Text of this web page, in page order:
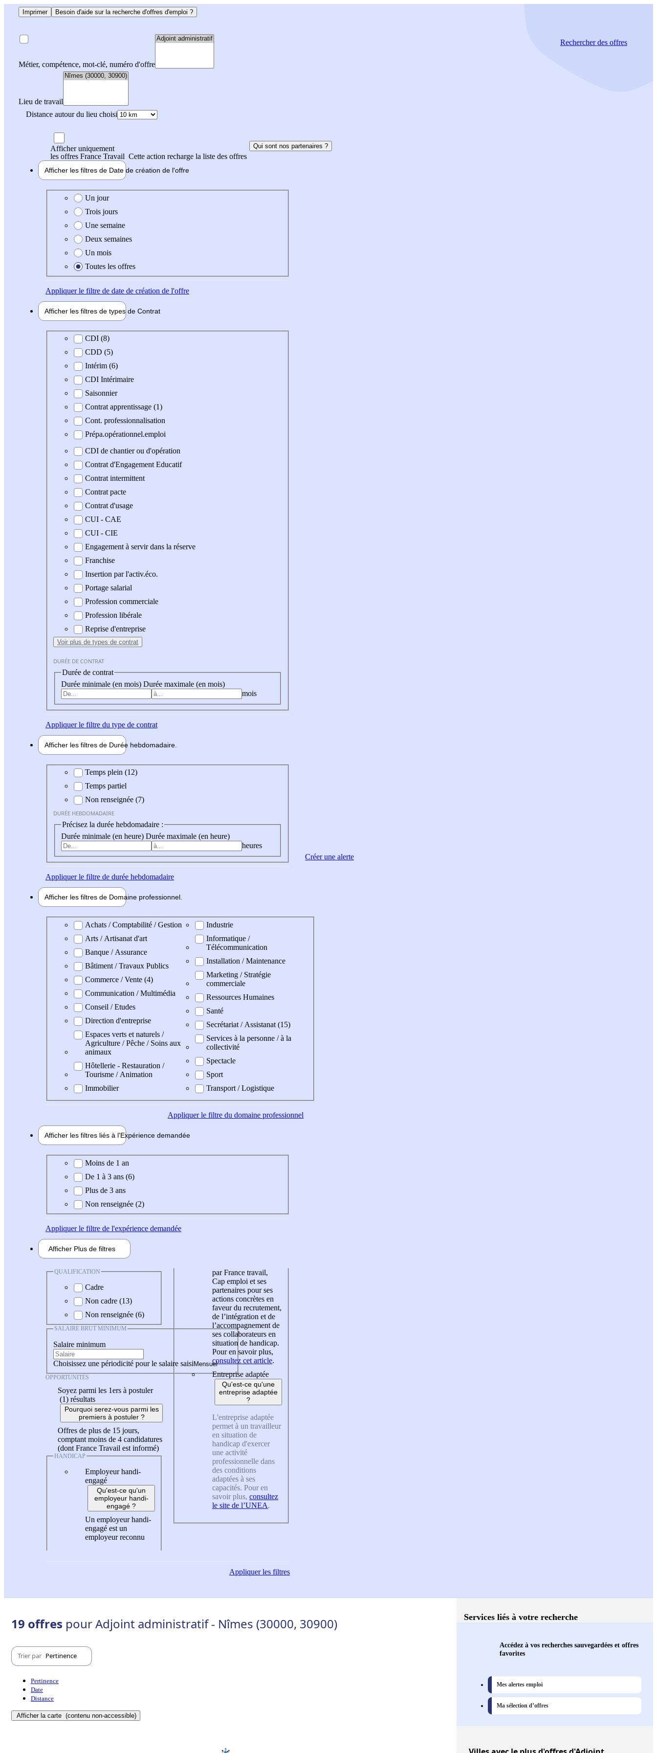
Imprimer Besoin d'aide sur la recherche d'offres d'emploi ?
Métier, compétence, mot-clé, numéro d'offre
Lieu de travail
Distance autour du lieu choisi
Rechercherdes offres
Afficher uniquement
les offres France Travail Cette action recharge la liste des offres
Qui sont nos partenaires ?
Afficher les filtres de Date de création de l'offre
Date de création de l'offre
Un jour
Trois jours
Une semaine
Deux semaines
Un mois
Toutes les offres
Appliquerle filtre de date de création de l'offre
Afficher les filtres de types de Contrat
Type de contrat
CDI (8)
CDD (5)
Intérim (6)
CDI Intérimaire
Saisonnier
Contrat apprentissage (1)
Cont. professionnalisation
Prépa.opérationnel.emploi
CDI de chantier ou d'opération
Contrat d'Engagement Educatif
Contrat intermittent
Contrat pacte
Contrat d'usage
CUI - CAE
CUI - CIE
Engagement à servir dans la réserve
Franchise
Insertion par l'activ.éco.
Portage salarial
Profession commerciale
Profession libérale
Reprise d'entreprise
Voir plus de types de contrat
DURÉE DE CONTRAT
Durée de contrat
Durée minimale (en mois) Durée maximale (en mois)
mois
Appliquerle filtre du type de contrat
Afficher les filtres de Durée hebdomadaire
Durée hebdomadaire
Temps plein (12)
Temps partiel
Non renseignée (7)
DURÉE HEBDOMADAIRE
Précisez la durée hebdomadaire :
Durée minimale (en heure) Durée maximale (en heure)
heures
Appliquerle filtre de durée hebdomadaire
Afficher les filtres de Domaine professionnel
Domaine professionel
Achats / Comptabilité / Gestion
Arts / Artisanat d'art
Banque / Assurance
Bâtiment / Travaux Publics
Commerce / Vente (4)
Communication / Multimédia
Conseil / Etudes
Direction d'entreprise
Espaces verts et naturels /
Agriculture / Pêche / Soins aux
animaux
Hôtellerie - Restauration /
Tourisme / Animation
Immobilier
Industrie
Informatique /
Télécommunication
Installation / Maintenance
Marketing / Stratégie
commerciale
Ressources Humaines
Santé
Secrétariat / Assistanat (15)
Services à la personne / à la
collectivité
Spectacle
Sport
Transport / Logistique
Appliquerle filtre du domaine professionnel
Afficher les filtres liés à l'Expérience demandée
Expérience demandée
Moins de 1 an
De 1 à 3 ans (6)
Plus de 3 ans
Non renseignée (2)
Appliquerle filtre de l'expérience demandée
Afficher Plus de filtres
QUALIFICATION
Cadre
Non cadre (13)
Non renseignée (6)
SALAIRE BRUT MINIMUM
Salaire minimum
Choisissez une périodicité pour le salaire saisi
OPPORTUNITÉS
Soyez parmi les 1ers à postuler
(1) résultats
Pourquoi serez-vous parmi les
premiers à postuler ?
Offres de plus de 15 jours,
comptant moins de 4 candidatures
(dont France Travail est informé)
HANDICAP
Employeur handi-
engagé
Qu'est-ce qu'un
employeur handi-
engagé ?
Un employeur handi-
engagé est un
employeur reconnu
par France travail,
Cap emploi et ses
partenaires pour ses
actions concrètes en
faveur du recrutement,
de l’intégration et de
l’accompagnement de
ses collaborateurs en
situation de handicap.
Pour en savoir plus,
consultez cet article.
Entreprise adaptée
Qu'est-ce qu'une
entreprise adaptée
?
L'entreprise adaptée
permet à un travailleur
en situation de
handicap d'exercer
une activité
professionnelle dans
des conditions
adaptées à ses
capacités. Pour en
savoir plus, consultez
le site de l’UNEA.
Appliquerles filtres
Créer une alerte
19 offres pour Adjoint administratif - Nîmes (30000, 30900)
Trier par Pertinence
Pertinence
Date
Distance
Afficher la carte (contenu non-accessible)
Services liés à votre recherche
Accédez à vos recherches sauvegardées et offres
favorites
Mes alertes emploi
Ma sélection d’offres